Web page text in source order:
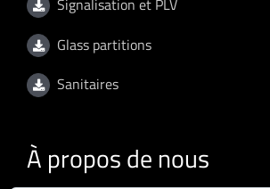
Signalisation et PLV
Glass partitions
Sanitaires
À propos de nous